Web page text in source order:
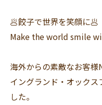
🥟餃子で世界を笑顔に🥟
Make the world smile
海外からの素敵なお客様
イングランド・オック
した。